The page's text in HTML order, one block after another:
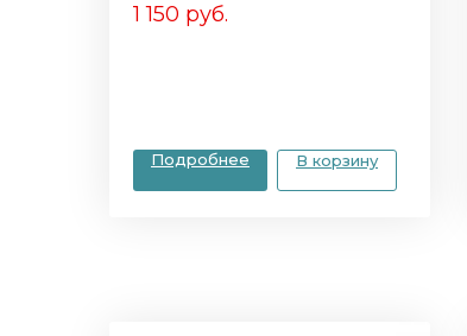
1 150 руб.
Подробнее В корзину